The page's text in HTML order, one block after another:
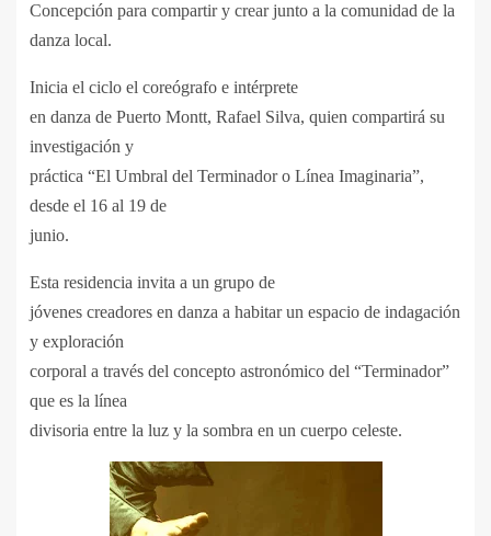
Concepción para compartir y crear junto a la comunidad de la
danza local.
Inicia el ciclo el coreógrafo e intérprete
en danza de Puerto Montt, Rafael Silva, quien compartirá su
investigación y
práctica “El Umbral del Terminador o Línea Imaginaria”,
desde el 16 al 19 de
junio.
Esta residencia invita a un grupo de
jóvenes creadores en danza a habitar un espacio de indagación
y exploración
corporal a través del concepto astronómico del “Terminador”
que es la línea
divisoria entre la luz y la sombra en un cuerpo celeste.